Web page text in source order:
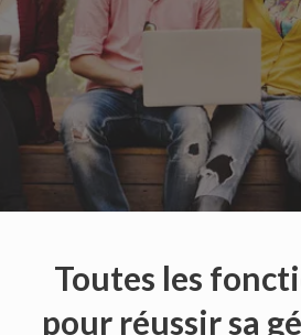
Toutes les
pour réussir sa